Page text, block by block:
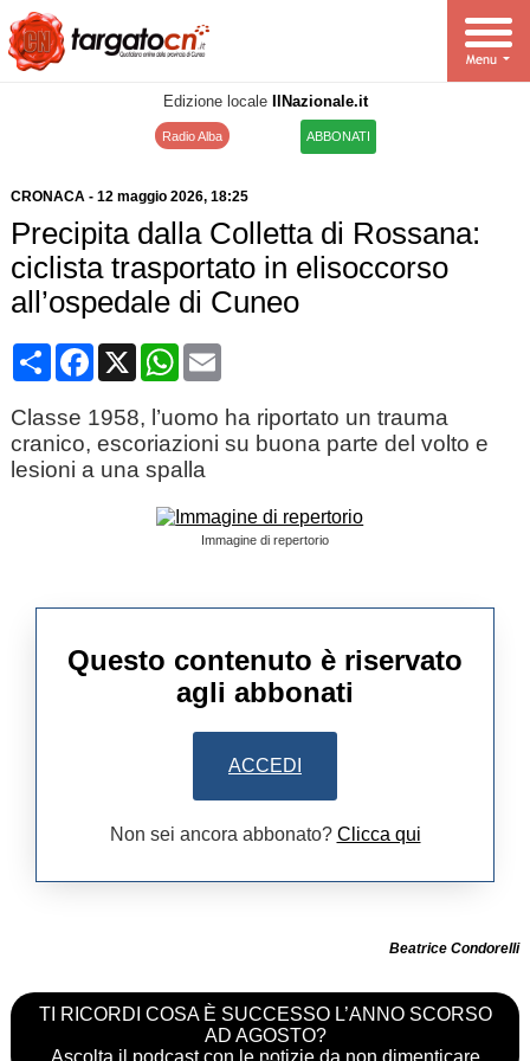
Edizione locale IlNazionale.it
Radio Alba ABBONATI
CRONACA- 12 maggio 2026, 18:25
Precipita dalla Colletta di Rossana:
ciclista trasportato in elisoccorso
all’ospedale di Cuneo
CondividiFacebook
X WhatsApp
Email
Classe 1958, l’uomo ha riportato un trauma
cranico, escoriazioni su buona parte del volto e
lesioni a una spalla
Immagine di repertorio
Questo contenuto è riservato
agli abbonati
ACCEDI
Non sei ancora abbonato? Clicca qui
Beatrice Condorelli
TI RICORDI COSA È SUCCESSO L’ANNO SCORSO
AD AGOSTO?
Ascolta il podcast con le notizie da non dimenticare